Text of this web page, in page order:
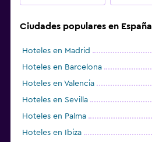
Ciudades populares en España
Hoteles en Madrid
Hoteles en Barcelona
Hoteles en Valencia
Hoteles en Sevilla
Hoteles en Palma
Hoteles en Ibiza